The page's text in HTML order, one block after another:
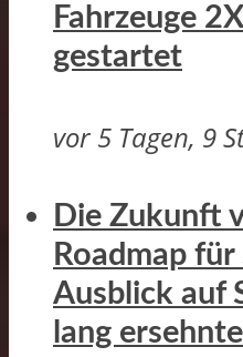
Fahrzeuge
gestartet
vor 5 Tagen, 9
Die Zukunft
Roadmap für
Ausblick auf
lang